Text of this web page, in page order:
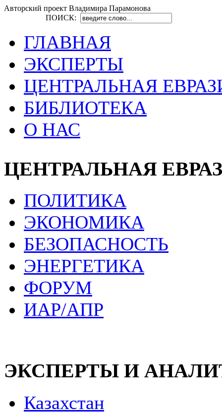
Авторский проект Владимира Парамонова
ПОИСК:
ГЛАВНАЯ
ЭКСПЕРТЫ
ЦЕНТРАЛЬНАЯ
БИБЛИОТЕКА
О НАС
ЦЕНТРАЛЬНАЯ
ПОЛИТИКА
ЭКОНОМИКА
БЕЗОПАСНОСТЬ
ЭНЕРГЕТИКА
ФОРУМ
ИАР/АПР
ЭКСПЕРТЫ И
Казахстан